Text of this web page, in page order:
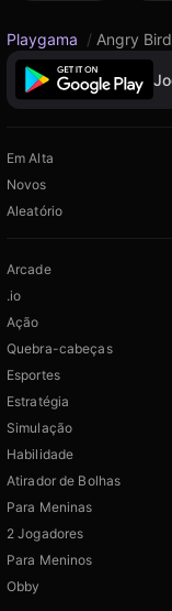
Playgama / Angry
Em Alta
Novos
Aleatório
Arcade
.io
Ação
Quebra-cabeças
Esportes
Estratégia
Simulação
Habilidade
Atirador de Bolhas
Para Meninas
2 Jogadores
Para Meninos
Obby